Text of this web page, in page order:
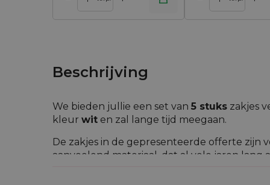
Beschrijving
We bieden jullie een set van 5 stuks zakjes
kleur wit en zal lange tijd meegaan.
De zakjes in de gepresenteerde offerte zijn
aanvoelend materiaal, dat al vele jaren